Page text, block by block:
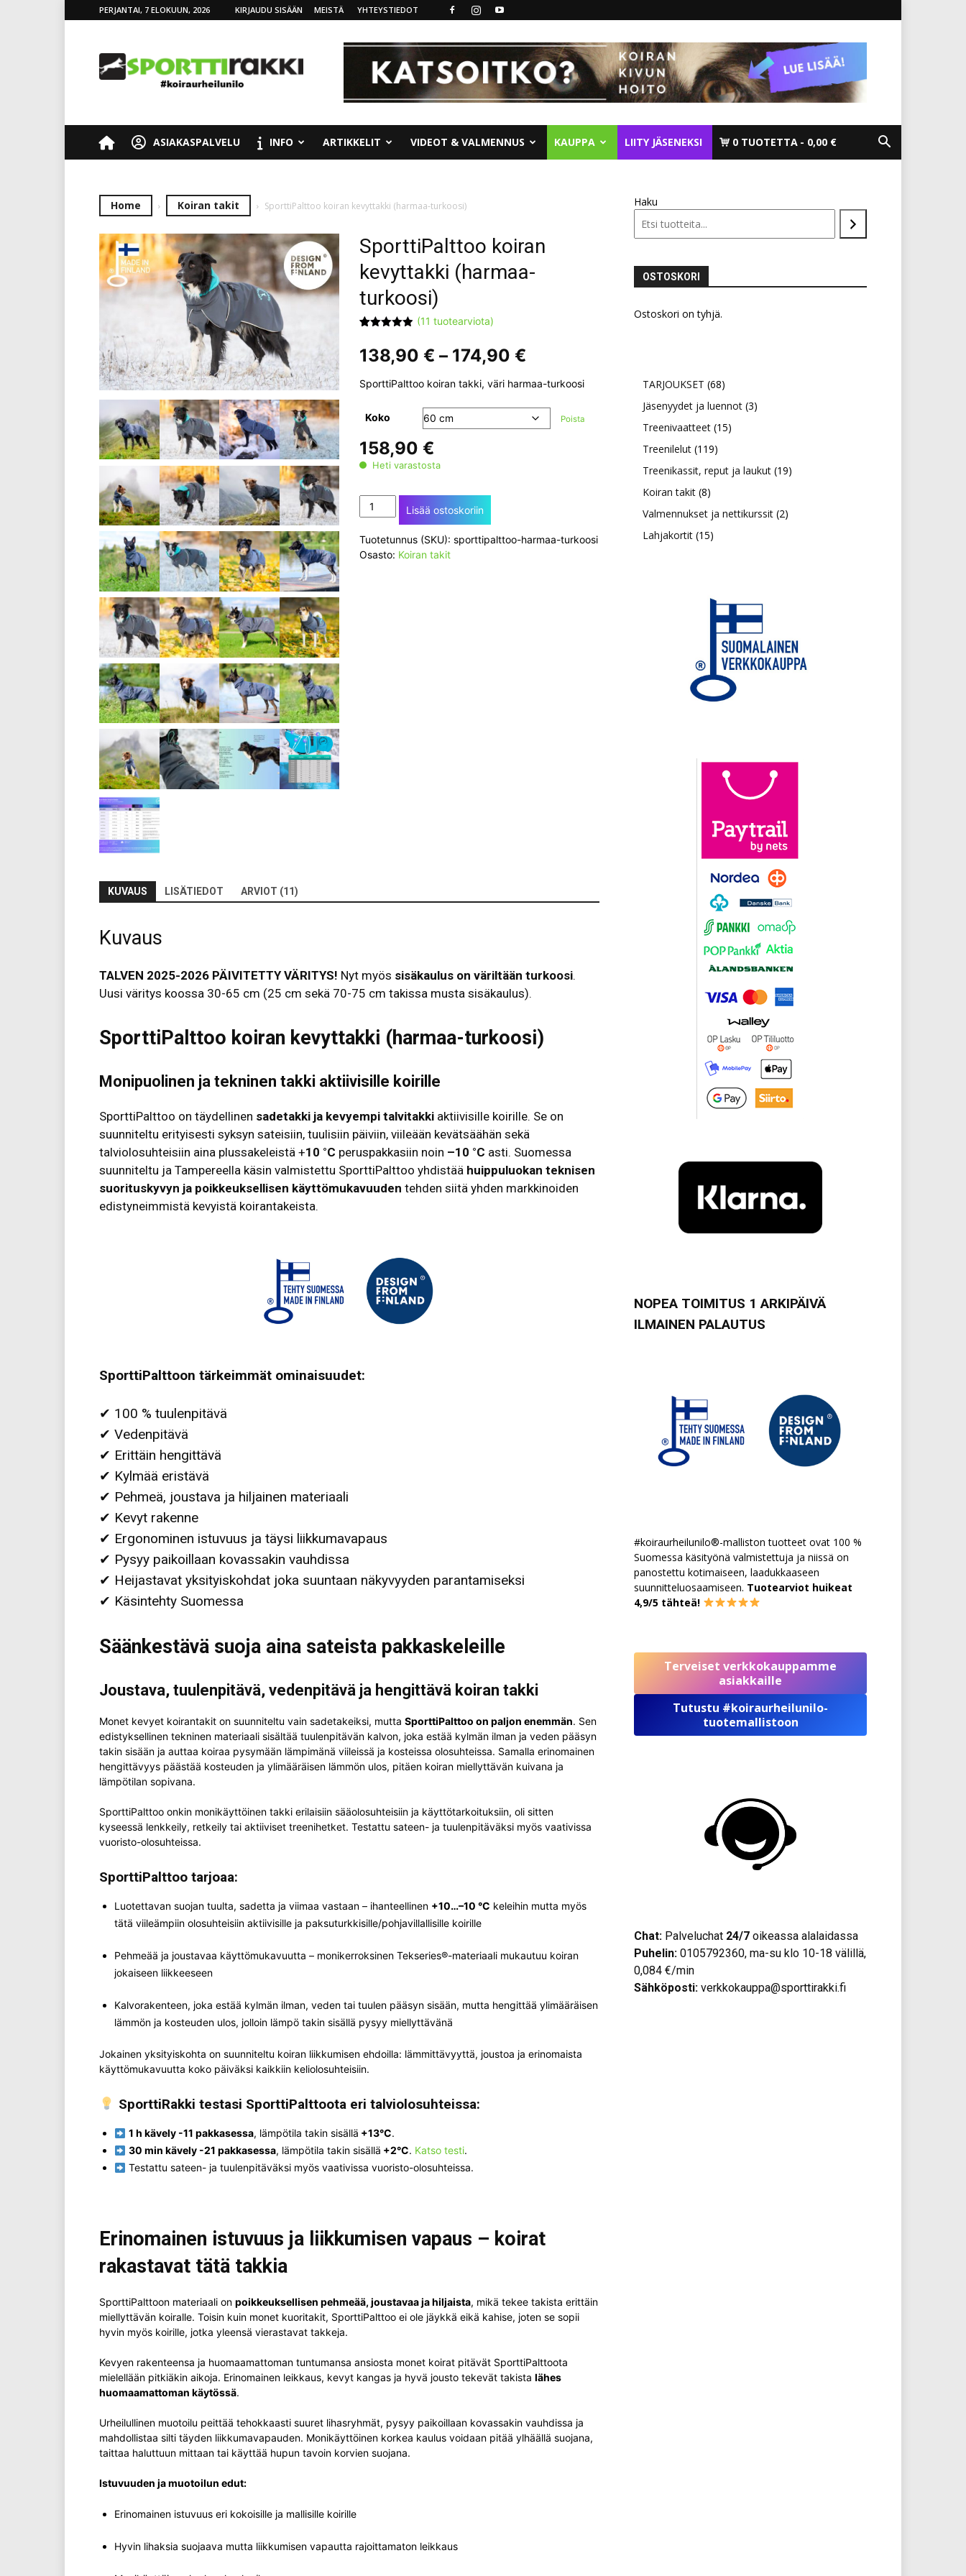
PERJANTAI, 7 ELOKUUN, 2026 KIRJAUDU SISÄÄN MEISTÄ YHTEYSTIEDOT
ASIAKASPALVELU INFO ARTIKKELIT VIDEOT & VALMENNUS KAUPPA LIITY JÄSENEKSI 0 TUOTETTA 0,00 €
Home Koiran takit SporttiPalttoo koiran kevyttakki (harmaa-turkoosi)
SporttiPalttoo koiran
kevyttakki (harmaa-
turkoosi)
5:stä
perustuen
asiakkaan
(11 tuotearviota)
138,90 € – 174,90 €Hintaluokka:
-
SporttiPalttoo koiran takki, väri harmaa-turkoosi
Koko Poista
158,90 €
Heti varastosta
SporttiPalttoo
koiran
(harmaa-
turkoosi)
Lisää ostoskoriin
Tuotetunnus (SKU): sporttipalttoo-harmaa-turkoosi
Osasto: Koiran takit
KUVAUS LISÄTIEDOT ARVIOT (11)
Kuvaus
TALVEN 2025-2026 PÄIVITETTY VÄRITYS! Nyt myös sisäkaulus on väriltään turkoosi.
Uusi väritys koossa 30-65 cm (25 cm sekä 70-75 cm takissa musta sisäkaulus).
SporttiPalttoo koiran kevyttakki (harmaa-turkoosi)
Monipuolinen ja tekninen takki aktiivisille koirille
SporttiPalttoo on täydellinen sadetakki ja kevyempi talvitakki aktiivisille koirille. Se on
suunniteltu erityisesti syksyn sateisiin, tuulisiin päiviin, viileään kevätsäähän sekä
talviolosuhteisiin aina plussakeleistä +10 °C peruspakkasiin noin –10 °C asti. Suomessa
suunniteltu ja Tampereella käsin valmistettu SporttiPalttoo yhdistää huippuluokan teknisen
suorituskyvyn ja poikkeuksellisen käyttömukavuuden tehden siitä yhden markkinoiden
edistyneimmistä kevyistä koirantakeista.
SporttiPalttoon tärkeimmät ominaisuudet:
✔ 100 % tuulenpitävä
✔ Vedenpitävä
✔ Erittäin hengittävä
✔ Kylmää eristävä
✔ Pehmeä, joustava ja hiljainen materiaali
✔ Kevyt rakenne
✔ Ergonominen istuvuus ja täysi liikkumavapaus
✔ Pysyy paikoillaan kovassakin vauhdissa
✔ Heijastavat yksityiskohdat joka suuntaan näkyvyyden parantamiseksi
✔ Käsintehty Suomessa
Säänkestävä suoja aina sateista pakkaskeleille
Joustava, tuulenpitävä, vedenpitävä ja hengittävä koiran takki
Monet kevyet koirantakit on suunniteltu vain sadetakeiksi, mutta SporttiPalttoo on paljon enemmän. Sen
edistyksellinen tekninen materiaali sisältää tuulenpitävän kalvon, joka estää kylmän ilman ja veden pääsyn
takin sisään ja auttaa koiraa pysymään lämpimänä viileissä ja kosteissa olosuhteissa. Samalla erinomainen
hengittävyys päästää kosteuden ja ylimääräisen lämmön ulos, pitäen koiran miellyttävän kuivana ja
lämpötilan sopivana.
SporttiPalttoo onkin monikäyttöinen takki erilaisiin sääolosuhteisiin ja käyttötarkoituksiin, oli sitten
kyseessä lenkkeily, retkeily tai aktiiviset treenihetket. Testattu sateen- ja tuulenpitäväksi myös vaativissa
vuoristo-olosuhteissa.
SporttiPalttoo tarjoaa:
Luotettavan suojan tuulta, sadetta ja viimaa vastaan – ihanteellinen +10…–10 °C keleihin mutta myös
tätä viileämpiin olosuhteisiin aktiivisille ja paksuturkkisille/pohjavillallisille koirille
Pehmeää ja joustavaa käyttömukavuutta – monikerroksinen Tekseries®-materiaali mukautuu koiran
jokaiseen liikkeeseen
Kalvorakenteen, joka estää kylmän ilman, veden tai tuulen pääsyn sisään, mutta hengittää ylimääräisen
lämmön ja kosteuden ulos, jolloin lämpö takin sisällä pysyy miellyttävänä
Jokainen yksityiskohta on suunniteltu koiran liikkumisen ehdoilla: lämmittävyyttä, joustoa ja erinomaista
käyttömukavuutta koko päiväksi kaikkiin keliolosuhteisiin.
SporttiRakki testasi SporttiPalttoota eri talviolosuhteissa:
1 h kävely -11 pakkasessa, lämpötila takin sisällä +13°C.
30 min kävely -21 pakkasessa, lämpötila takin sisällä +2°C. Katso testi.
Testattu sateen- ja tuulenpitäväksi myös vaativissa vuoristo-olosuhteissa.
Erinomainen istuvuus ja liikkumisen vapaus – koirat
rakastavat tätä takkia
SporttiPalttoon materiaali on poikkeuksellisen pehmeää, joustavaa ja hiljaista, mikä tekee takista erittäin
miellyttävän koiralle. Toisin kuin monet kuoritakit, SporttiPalttoo ei ole jäykkä eikä kahise, joten se sopii
hyvin myös koirille, jotka yleensä vierastavat takkeja.
Kevyen rakenteensa ja huomaamattoman tuntumansa ansiosta monet koirat pitävät SporttiPalttoota
mielellään pitkiäkin aikoja. Erinomainen leikkaus, kevyt kangas ja hyvä jousto tekevät takista lähes
huomaamattoman käytössä.
Urheilullinen muotoilu peittää tehokkaasti suuret lihasryhmät, pysyy paikoillaan kovassakin vauhdissa ja
mahdollistaa silti täyden liikkumavapauden. Monikäyttöinen korkea kaulus voidaan pitää ylhäällä suojana,
taittaa haluttuun mittaan tai käyttää hupun tavoin korvien suojana.
Istuvuuden ja muotoilun edut:
Erinomainen istuvuus eri kokoisille ja mallisille koirille
Hyvin lihaksia suojaava mutta liikkumisen vapautta rajoittamaton leikkaus
Haku
OSTOSKORI
Ostoskori on tyhjä.
TARJOUKSET 6868
tuotetta
Jäsenyydet ja luennot 33
Treenivaatteet 1515
Treenilelut 119119
tuotetta
Treenikassit, reput ja laukut 1919
Koiran takit 88
tuotetta
Valmennukset ja nettikurssit 22
Lahjakortit 1515
NOPEA TOIMITUS 1 ARKIPÄIVÄ
ILMAINEN PALAUTUS
#koiraurheilunilo®-malliston tuotteet ovat 100 %
Suomessa käsityönä valmistettuja ja niissä on
panostettu kotimaiseen, laadukkaaseen
suunnitteluosaamiseen. Tuotearviot huikeat
4,9/5 tähteä!
Terveiset verkkokauppamme
asiakkaille
Tutustu #koiraurheilunilo-
tuotemallistoon
Chat: Palveluchat 24/7 oikeassa alalaidassa
Puhelin: 0105792360, ma-su klo 10-18 välillä,
0,084 €/min
Sähköposti: verkkokauppa@sporttirakki.fi